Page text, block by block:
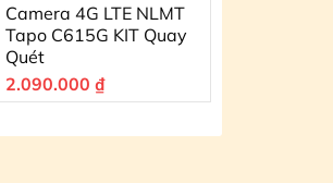
Camera 4G LTE NLMT
Tapo C615G KIT Quay
Quét
2.090.000 ₫